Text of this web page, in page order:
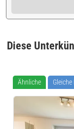
Diese
Ähnliche Gleiche